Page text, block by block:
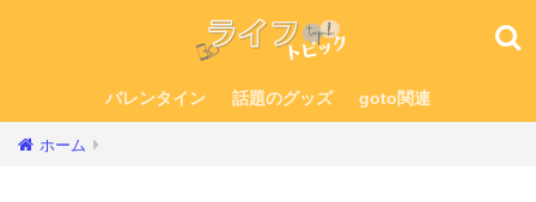
バレンタイン 話題のグッズ goto関連
ホーム